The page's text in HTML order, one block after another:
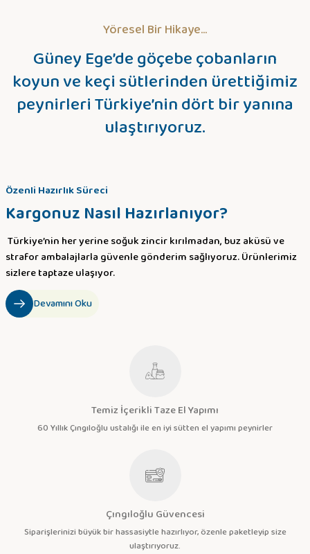
Yöresel Bir Hikaye...
Güney Ege’de göçebe çobanların
koyun ve keçi sütlerinden ürettiğimiz
peynirleri Türkiye’nin dört bir yanına
ulaştırıyoruz.
Özenli Hazırlık Süreci
Kargonuz Nasıl Hazırlanıyor?
Türkiye’nin her yerine soğuk zincir kırılmadan, buz aküsü ve
strafor ambalajlarla güvenle gönderim sağlıyoruz. Ürünlerimiz
sizlere taptaze ulaşıyor.
Devamını Oku
Temiz İçerikli Taze El Yapımı
60 Yıllık Çıngıloğlu ustalığı ile en iyi sütten el yapımı peynirler
Çıngıloğlu Güvencesi
Siparişlerinizi büyük bir hassasiytle hazırlıyor, özenle paketleyip size
ulaştırıyoruz.